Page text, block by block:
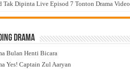
Tak Dipinta Live Episod 7 Tonton Drama Video
Drama
Bulan Henti Bicara
Yes! Captain Zul Aaryan